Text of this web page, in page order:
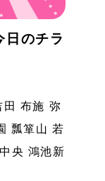
のチラ
田 布施 弥
瓢箪山 若
央 鴻池新